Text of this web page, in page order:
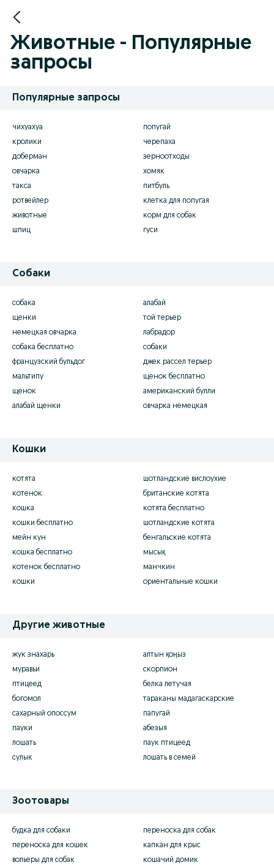
Животные - Популярные
запросы
Популярные запросы
чихуахуа
кролики
доберман
овчарка
такса
ротвейлер
животные
шпиц
попугай
черепаха
зерноотходы
хомяк
питбуль
клетка для попугая
корм для собак
гуси
Собаки
собака
щенки
немецкая овчарка
собака бесплатно
французский бульдог
мальтипу
щенок
алабай щенки
алабай
той терьер
лабрадор
собаки
джек рассел терьер
щенок бесплатно
американский булли
овчарка немецкая
Кошки
котята
котенок
кошка
кошки бесплатно
мейн кун
кошка бесплатно
котенок бесплатно
кошки
шотландские вислоухие
британские котята
котята бесплатно
шотландские котята
бенгальские котята
мысық
манчкин
ориентальные кошки
Другие животные
жук знахарь
муравьи
птицеед
богомол
сахарный опоссум
пауки
лошать
сулык
алтын қоңыз
скорпион
белка летучая
тараканы мадагаскарские
папугай
абезыя
паук птицеед
лошать в семей
Зоотовары
будка для собаки
переноска для кошек
вольеры для собак
переноска для собак
капкан для крыс
кошачий домик